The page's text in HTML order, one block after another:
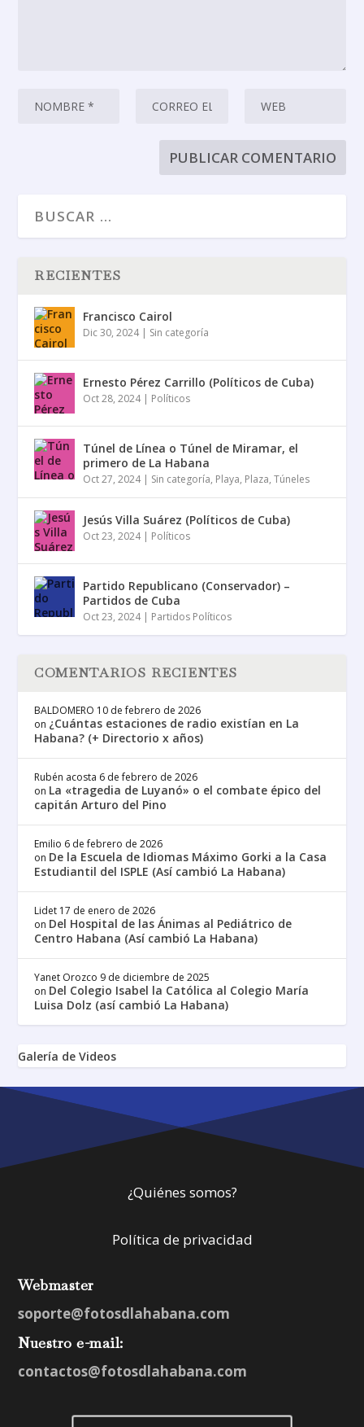
RECIENTES
Francisco Cairol
Dic 30, 2024| Sin categoría
Ernesto Pérez Carrillo (Políticos de Cuba)
Oct 28, 2024| Políticos
Túnel de Línea o Túnel de Miramar, el
primero de La Habana
Oct 27, 2024| Sin categoría, Playa, Plaza,Túneles
Jesús Villa Suárez (Políticos de Cuba)
Oct 23, 2024| Políticos
Partido Republicano (Conservador) –
Partidos de Cuba
Oct 23, 2024| Partidos Políticos
COMENTARIOS RECIENTES
BALDOMERO 10 de febrero de 2026
on ¿Cuántas estaciones de radio existían en La
Habana? (+ Directorio x años)
Rubén acosta 6 de febrero de 2026
on La «tragedia de Luyanó» o el combate épico del
capitán Arturo del Pino
Emilio 6 de febrero de 2026
on De la Escuela de Idiomas Máximo Gorki a la Casa
Estudiantil del ISPLE (Así cambió La Habana)
Lidet 17 de enero de 2026
on Del Hospital de las Ánimas al Pediátrico de
Centro Habana (Así cambió La Habana)
Yanet Orozco 9 de diciembre de 2025
on Del Colegio Isabel la Católica al Colegio María
Luisa Dolz (así cambió La Habana)
Galería de Videos
¿Quiénes somos?
Política de privacidad
Webmaster
soporte@fotosdlahabana.com
Nuestro e-mail:
contactos@fotosdlahabana.com